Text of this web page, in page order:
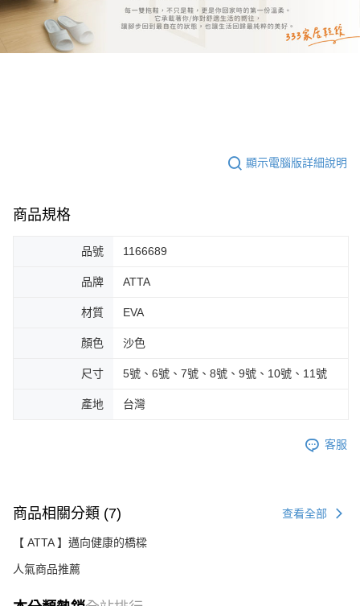
顯示電腦版詳細說明
商品規格
品號 1166689
品牌 ATTA
材質 EVA
顏色 沙色
尺寸 5號、6號、7號、8號、9號、10號、11號
產地 台灣
客服
商品相關分類 (7) 查看全部
【 ATTA 】邁向健康的橋樑
人氣商品推薦